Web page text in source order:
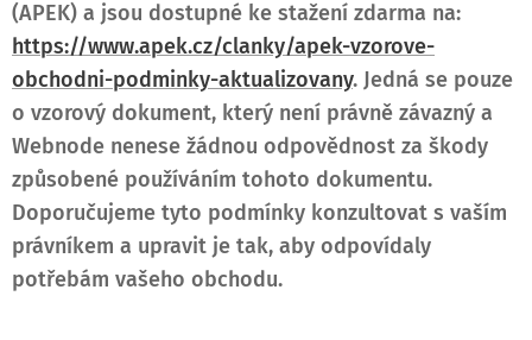
(APEK) a jsou dostupné ke stažení zdarma na:
https://www.apek.cz/clanky/apek-vzorove-
obchodni-podminky-aktualizovany. Jedná se pouze
o vzorový dokument, který není právně závazný a
Webnode nenese žádnou odpovědnost za škody
způsobené používáním tohoto dokumentu.
Doporučujeme tyto podmínky konzultovat s vaším
právníkem a upravit je tak, aby odpovídaly
potřebám vašeho obchodu.